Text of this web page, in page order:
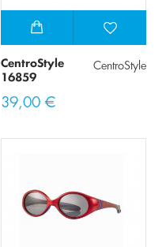
CentroStyle
16859
CentroStyle
39,00 €